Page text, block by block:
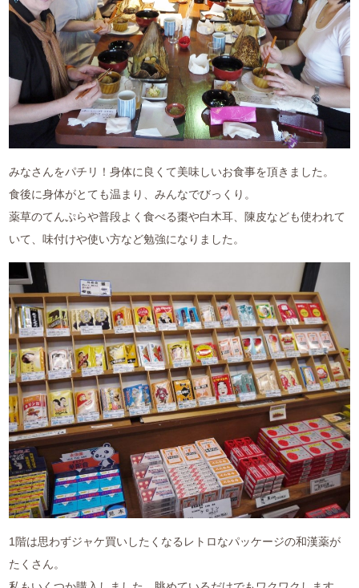
みなさんをパチリ！身体に良くて美味しいお食事を頂きました。
食後に身体がとても温まり、みんなでびっくり。
薬草のてんぷらや普段よく食べる棗や白木耳、陳皮なども使われて
いて、味付けや使い方など勉強になりました。
1階は思わずジャケ買いしたくなるレトロなパッケージの和漢薬が
たくさん。